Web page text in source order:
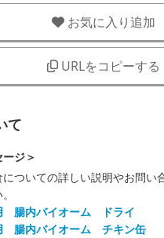
お気に入り追加
URLをコピーする
て
ジ＞
ついての詳しい説明やお問い
腸内バイオーム ドライ
腸内バイオーム チキン缶